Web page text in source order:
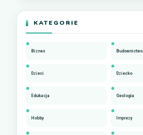
KATEGORIE
Biznes Budownictwo
Dzieci Dziecko
Edukacja Geologia
Hobby Imprezy